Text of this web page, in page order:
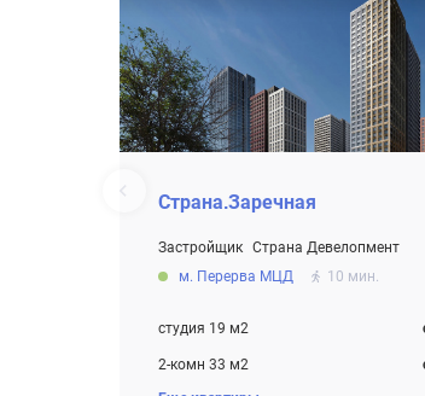
Страна.Заречная
Застройщик Страна Девелопмент
Строится
м. Перерва МЦД 10 мин.
студия 19 м2
2-комн 33 м2